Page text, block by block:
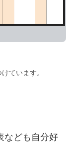
ています。
なども自分好